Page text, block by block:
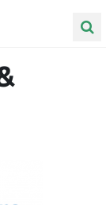
sul Crostolo